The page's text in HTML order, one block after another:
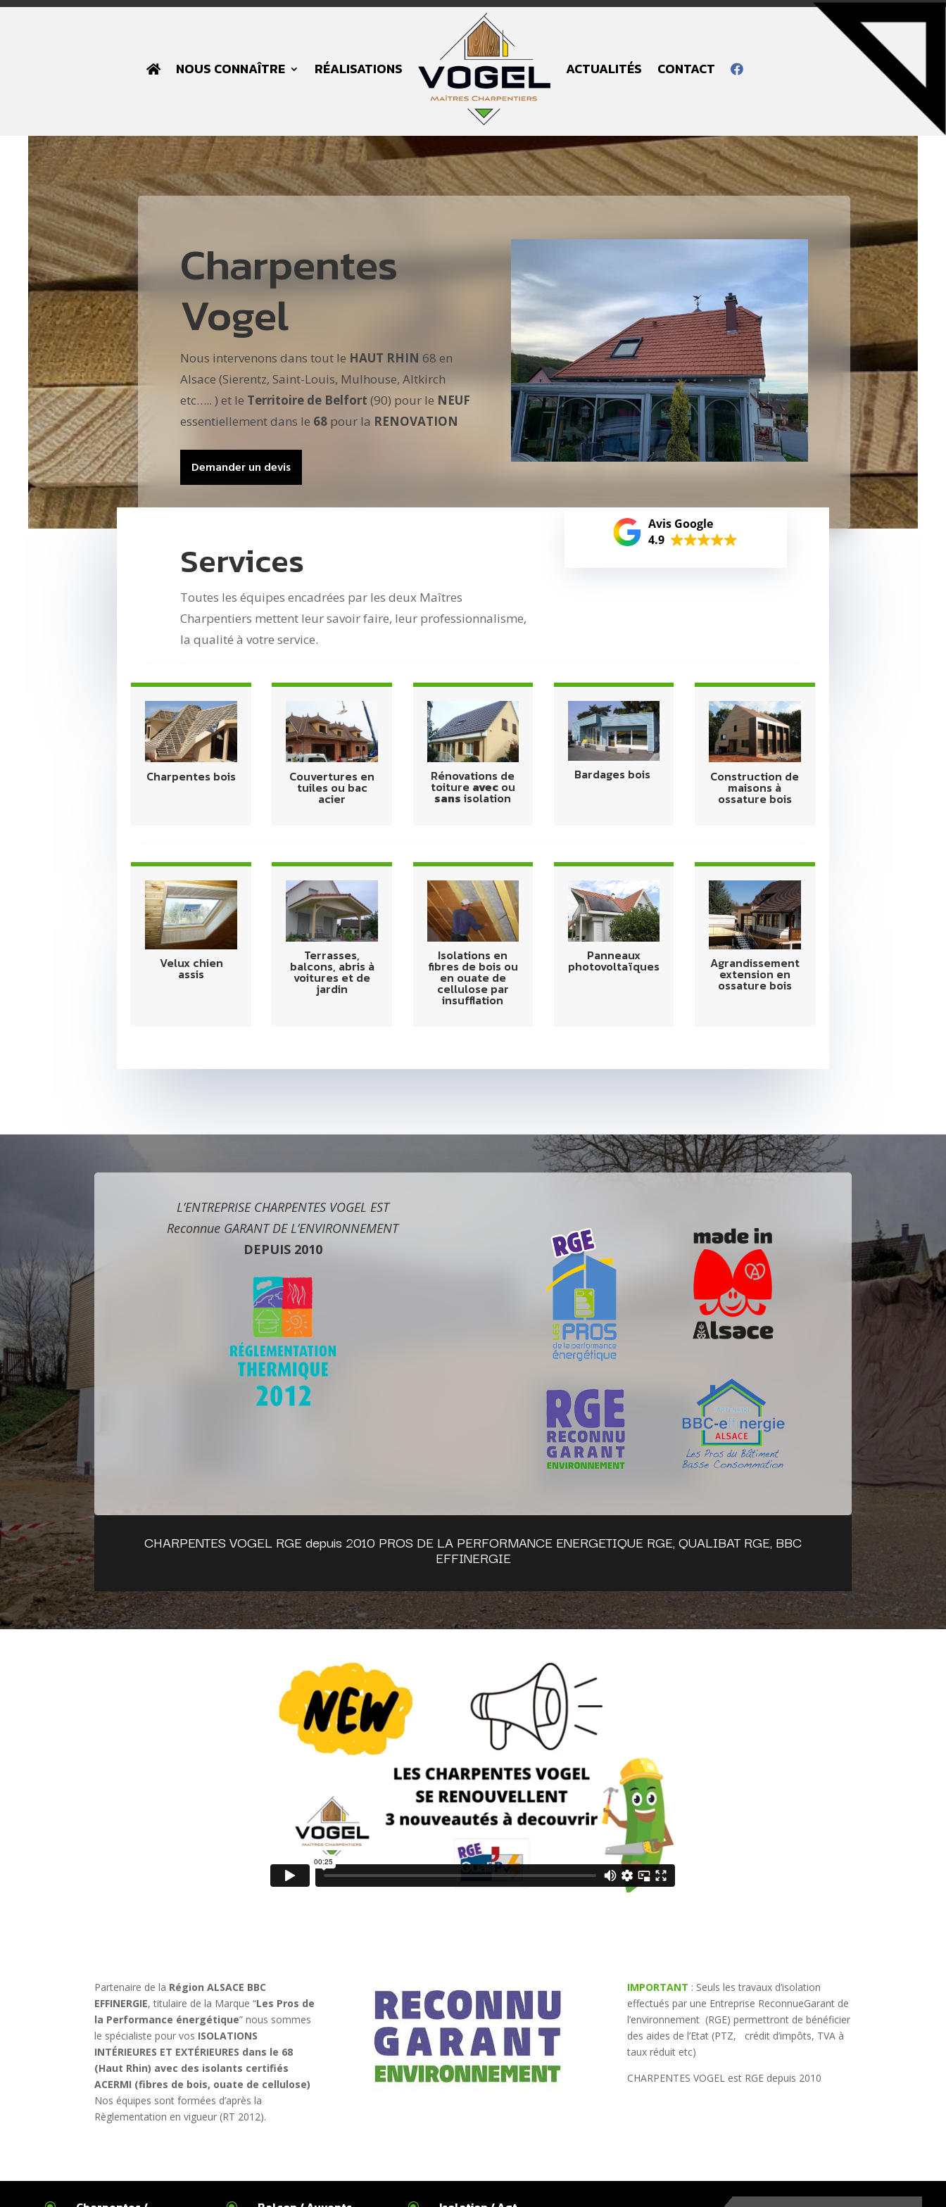
NOUS CONNAÎTRE RÉALISATIONS ACTUALITÉS CONTACT
Charpentes
Vogel
Nous intervenons dans tout le HAUT RHIN 68 en
Alsace (Sierentz, Saint-Louis, Mulhouse, Altkirch
etc….. ) et le Territoire de Belfort (90) pour le NEUF
essentiellement dans le 68 pour la RENOVATION
Demander un devis
Services
Toutes les équipes encadrées par les deux Maîtres
Charpentiers mettent leur savoir faire, leur professionnalisme,
la qualité à votre service.
Avis Google
4.9
Charpentes bois Couvertures en
tuiles ou bac
acier
Rénovations de
toiture avecou
sans isolation
Bardages bois Construction de
maisons à
ossature bois
Velux chien
assis
Terrasses,
balcons, abris à
voitures et de
jardin
Isolations en
fibres de bois ou
en ouate de
cellulose par
insufflation
Panneaux
photovoltaïques Agrandissement
extension en
ossature bois
L’ENTREPRISE CHARPENTES VOGEL EST
Reconnue GARANT DE L’ENVIRONNEMENT
DEPUIS 2010
CHARPENTES VOGEL RGE depuis 2010 PROS DE LA PERFORMANCE ENERGETIQUE RGE, QUALIBAT RGE, BBC
EFFINERGIE
Partenaire de la Région ALSACE BBC
EFFINERGIE, titulaire de la Marque “Les Pros de
la Performance énergétique” nous sommes
le spécialiste pour vos ISOLATIONS
INTÉRIEURES ET EXTÉRIEURES dans le 68
(Haut Rhin) avec des isolants certifiés
ACERMI (fibres de bois, ouate de cellulose)
Nos équipes sont formées d’après la
Règlementation en vigueur (RT 2012).
IMPORTANT : Seuls les travaux d’isolation
effectués par une Entreprise ReconnueGarant de
l’environnement (RGE) permettront de bénéficier
des aides de l’Etat (PTZ, crédit d’impôts, TVA à
taux réduit etc)
CHARPENTES VOGEL est RGE depuis 2010